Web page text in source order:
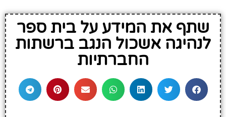
שתף את המידע על בית ספר
לנהיגה אשכול הנגב ברשתות
החברתיות